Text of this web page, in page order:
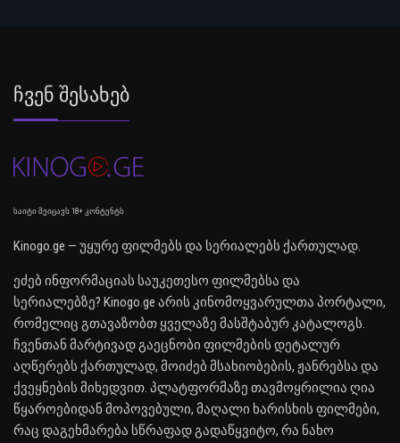
Ჩვენ Შესახებ
საიტი შეიცავს 18+ კონტენტს
Kinogo.ge — უყურე ფილმებს და სერიალებს ქართულად.
ეძებ ინფორმაციას საუკეთესო ფილმებსა და
სერიალებზე? Kinogo.ge არის კინომოყვარულთა პორტალი,
რომელიც გთავაზობთ ყველაზე მასშტაბურ კატალოგს.
ჩვენთან მარტივად გაეცნობი ფილმების დეტალურ
აღწერებს ქართულად, მოიძებ მსახიობების, ჟანრებსა და
ქვეყნების მიხედვით. პლატფორმაზე თავმოყრილია ღია
წყაროებიდან მოპოვებული, მაღალი ხარისხის ფილმები,
რაც დაგეხმარება სწრაფად გადაწყვიტო, რა ნახო